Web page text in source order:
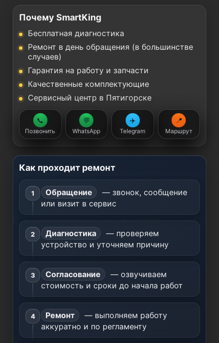
Почему SmartKing
Бесплатная диагностика
Ремонт в день обращения (в большинстве
случаев)
Гарантия на работу и запчасти
Качественные комплектующие
Сервисный центр в Пятигорске
📞
Позвонить
💬
WhatsApp
✈️
Telegram
📍
Маршрут
Как проходит ремонт
Обращение
— звонок, сообщение
или визит в сервис
Диагностика
— проверяем
устройство и уточняем причину
Согласование
— озвучиваем
стоимость и сроки до начала работ
Ремонт
— выполняем работу
аккуратно и по регламенту